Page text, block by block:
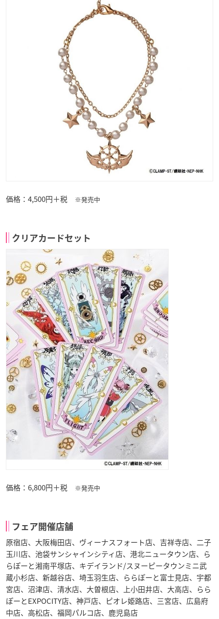
価格：4,500円＋税 ※発売中
クリアカードセット
価格：6,800円＋税 ※発売中
フェア開催店舗
原宿店、大阪梅田店、ヴィーナスフォート店、吉祥寺店、二子
玉川店、池袋サンシャインシティ店、港北ニュータウン店、ら
らぽーと湘南平塚店、キデイランド/スヌーピータウンミニ武
蔵小杉店、新越谷店、埼玉羽生店、ららぽーと富士見店、宇都
宮店、沼津店、清水店、大曽根店、上小田井店、大高店、らら
ぽーとEXPOCITY店、神戸店、ピオレ姫路店、三宮店、広島府
中店、高松店、福岡パルコ店、鹿児島店